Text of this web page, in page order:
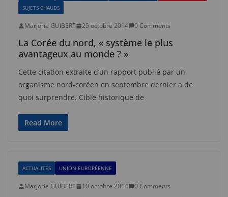
SUJETS CHAUDS
Marjorie GUIBERT 25 octobre 2014 0 Comments
La Corée du nord, « système le plus
avantageux au monde ? »
Cette citation extraite d’un rapport publié par un
organisme nord-coréen en septembre dernier a de
quoi surprendre. Cible historique de
Read More
ACTUALITÉS UNION EUROPÉENNE
Marjorie GUIBERT 10 octobre 2014 0 Comments